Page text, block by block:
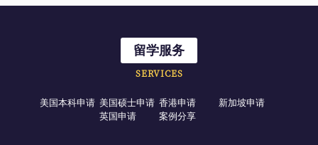
留学服务
SERVICES
美国本科申请 美国硕士申请 香港申请
新加坡申请
英国申请
案例分享